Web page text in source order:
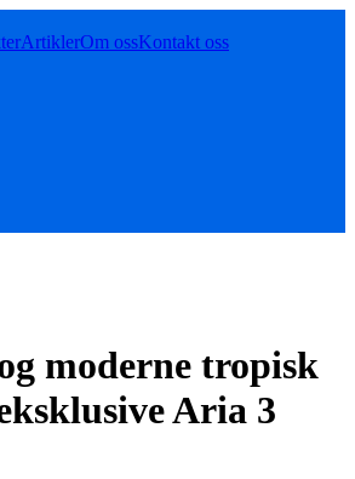
ArtiklerOm ossKontakt oss
moderne tropisk
Aria 3